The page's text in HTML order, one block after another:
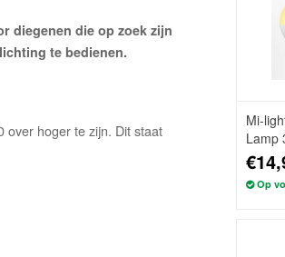
diegenen die op zoek zijn
te bedienen.
over hoger te zijn. Dit staat
Mi-
Lamp
Op